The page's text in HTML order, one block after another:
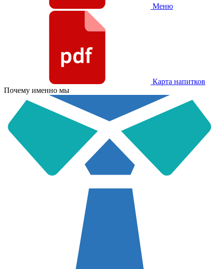
Меню
Карта напитков
Почему именно мы